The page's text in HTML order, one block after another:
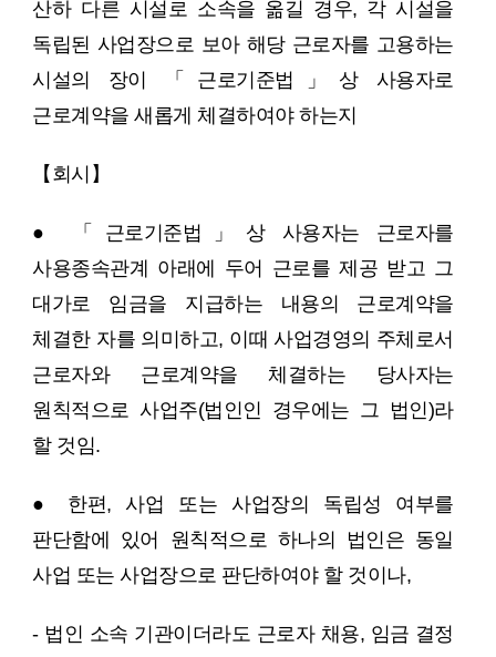
산하 다른 시설로 소속을 옮길 경우, 각 시설을
독립된 사업장으로 보아 해당 근로자를 고용하는
시설의 장이 「근로기준법」상 사용자로
근로계약을 새롭게 체결하여야 하는지
【회시】
● 「근로기준법」상 사용자는 근로자를
사용종속관계 아래에 두어 근로를 제공 받고 그
대가로 임금을 지급하는 내용의 근로계약을
체결한 자를 의미하고, 이때 사업경영의 주체로서
근로자와 근로계약을 체결하는 당사자는
원칙적으로 사업주(법인인 경우에는 그 법인)라
할 것임.
● 한편, 사업 또는 사업장의 독립성 여부를
판단함에 있어 원칙적으로 하나의 법인은 동일
사업 또는 사업장으로 판단하여야 할 것이나,
- 법인 소속 기관이더라도 근로자 채용, 임금 결정